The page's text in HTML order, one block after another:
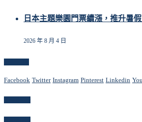
日本主題樂園門票續漲，推升暑
2026 年 8 月 4 日
Facebook Twitter Instagram Pinterest Linkedin